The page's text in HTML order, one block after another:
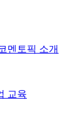
멘토픽 소개
교육